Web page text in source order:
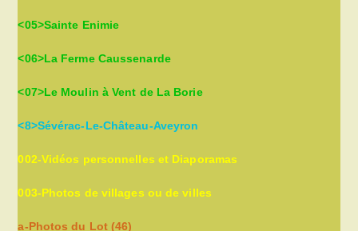
<05>Sainte Enimie
<06>La Ferme Caussenarde
<07>Le Moulin à Vent de La Borie
<8>Sévérac-Le-Château-Aveyron
002-Vidéos personnelles et Diaporamas
003-Photos de villages ou de villes
a-Photos du Lot (46)